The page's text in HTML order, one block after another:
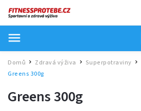
Domů / Zdravá výživa Superpotraviny
Greens 300g
Greens 300g